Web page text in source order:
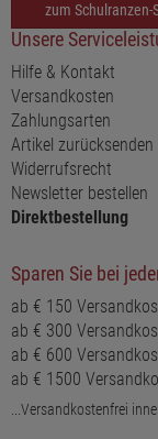
zum Schulranzen-
Unsere
Hilfe & Kontakt
Versandkosten
Zahlungsarten
Artikel zurücksenden
Widerrufsrecht
Newsletter bestellen
Direktbestellung
Sparen Sie bei
ab € 150
ab € 300
ab € 600
ab € 1500
...Versandkostenfrei